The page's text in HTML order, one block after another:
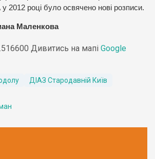
2012 році було освячено нові розписи.
Маленкова
Дивитись на мапі Google
ДІАЗ Стародавній Київ